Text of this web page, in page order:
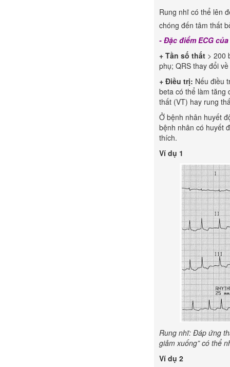
Rung nhĩ có thể lên
chóng đến tâm thất
- Đặc điểm ECG
+ Tần số thất > 200
phụ; QRS thay đổi
+ Điều trị: Nếu điều
beta có thể làm tăng
thất (VT) hay rung
Ở bệnh nhân huyết
bệnh nhân có huyết
thích.
Ví dụ 1
Rung nhĩ: Đáp ứng
giảm xuống” có thể
Ví dụ 2